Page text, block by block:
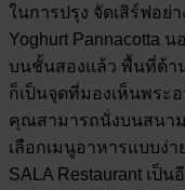
ในการปรุง จัดเสิร์ฟอย่
Yoghurt Pannacotta
บนชั้นสองแล้ว พื้นที่ด้า
ก็เป็นจุดที่มองเห็นพระ
คุณสามารถนั่งบนสนา
เลือกเมนูอาหารแบบง่
SALA Restaurant เป็